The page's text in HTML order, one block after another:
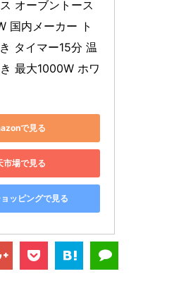
オーブントース
国内メーカー ト
タイマー15分 温
最大1000W ホワ
で見る
市場で見る
ッピングで見る